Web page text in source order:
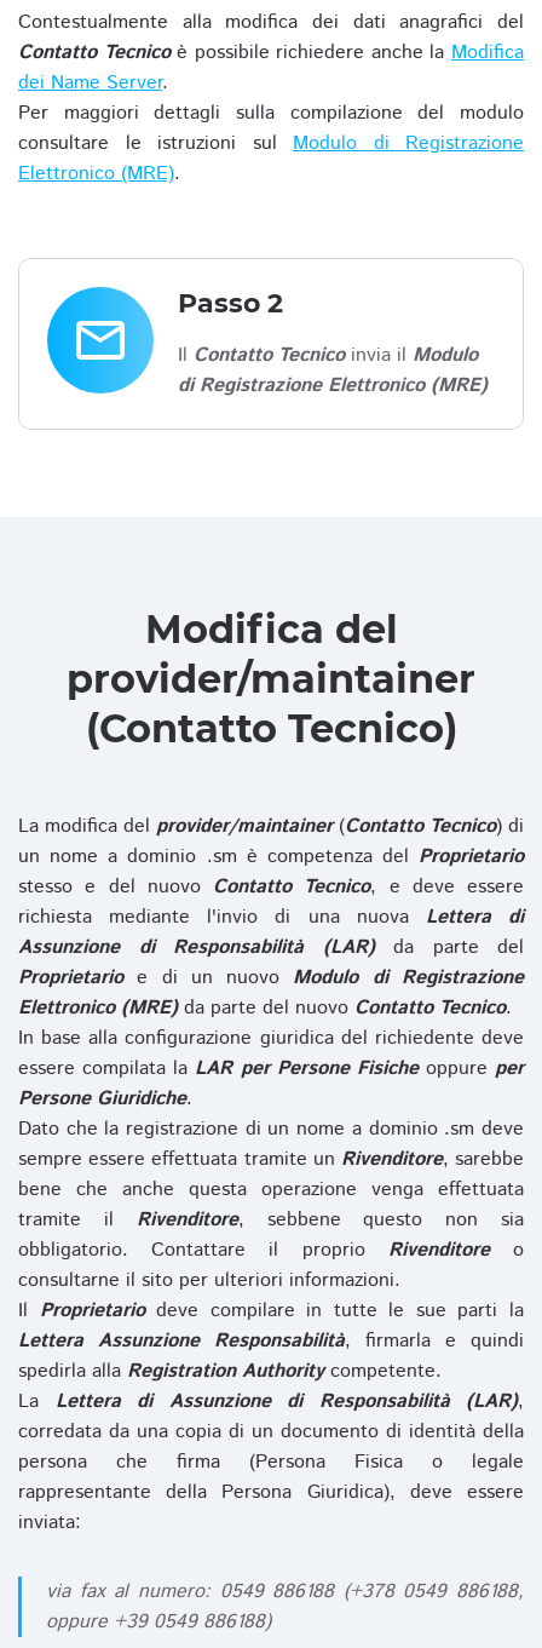
Contestualmente alla modifica dei dati anagrafici del
Contatto Tecnicoè possibile richiedere anche laModifica
dei Name Server.
Per maggiori dettagli sulla compilazione del modulo
consultare le istruzioni sul Modulo di Registrazione
Elettronico (MRE).
email
Passo 2
Il Contatto Tecnicoinvia il Modulo
di Registrazione Elettronico (MRE)
Modifica del
provider/maintainer
(Contatto Tecnico)
La modifica del provider/maintainer(Contatto Tecnico) di
un nome a dominio .sm è competenza del Proprietario
stesso e del nuovo Contatto Tecnico, e deve essere
richiesta mediante l'invio di una nuova Lettera di
Assunzione di Responsabilità (LAR)da parte del
Proprietarioe di un nuovo Modulo di Registrazione
Elettronico (MRE)da parte del nuovo Contatto Tecnico.
In base alla configurazione giuridica del richiedente deve
essere compilata la LAR per Persone Fisicheoppure per
Persone Giuridiche.
Dato che la registrazione di un nome a dominio .sm deve
sempre essere effettuata tramite un Rivenditore, sarebbe
bene che anche questa operazione venga effettuata
tramite il Rivenditore, sebbene questo non sia
obbligatorio. Contattare il proprio Rivenditoreo
consultarne il sito per ulteriori informazioni.
Il Proprietariodeve compilare in tutte le sue parti la
Lettera Assunzione Responsabilità, firmarla e quindi
spedirla alla Registration Authoritycompetente.
La Lettera di Assunzione di Responsabilità (LAR),
corredata da una copia di un documento di identità della
persona che firma (Persona Fisica o legale
rappresentante della Persona Giuridica), deve essere
inviata:
via fax al numero: 0549 886188 (+378 0549 886188,
oppure +39 0549 886188)